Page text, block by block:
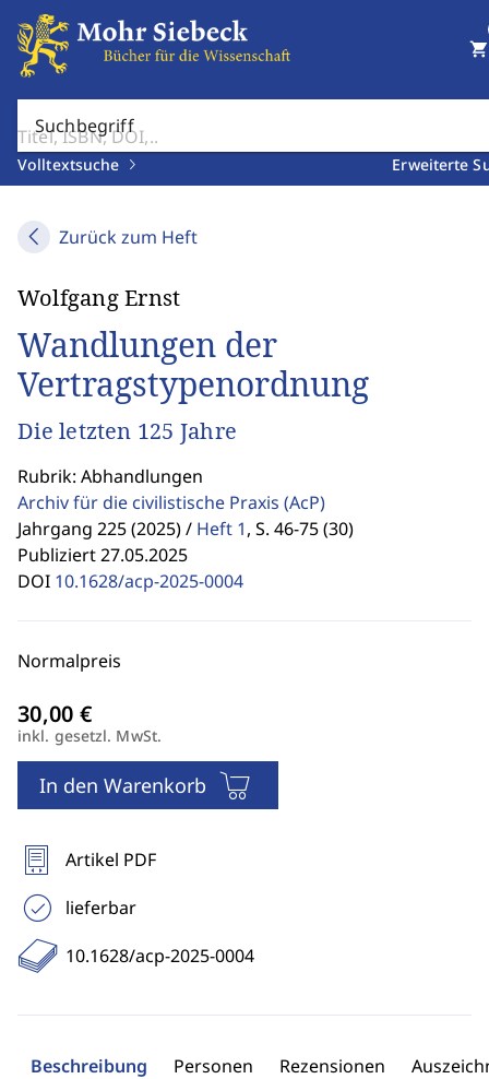
Suchbegriff
Volltextsuche Erweiterte
shopping_cart
Zurück zum Heft
Wolfgang Ernst
Wandlungen der
Vertragstypenordnung
Die letzten 125 Jahre
Rubrik: Abhandlungen
Archiv für die civilistische Praxis (AcP)
Jahrgang 225 (2025) / Heft 1, S. 46-75 (30)
Publiziert 27.05.2025
DOI 10.1628/acp-2025-0004
Normalpreis
inkl. gesetzl. MwSt.
In den Warenkorb
Artikel PDF
lieferbar
10.1628/acp-2025-0004
Beschreibung Personen Rezensionen